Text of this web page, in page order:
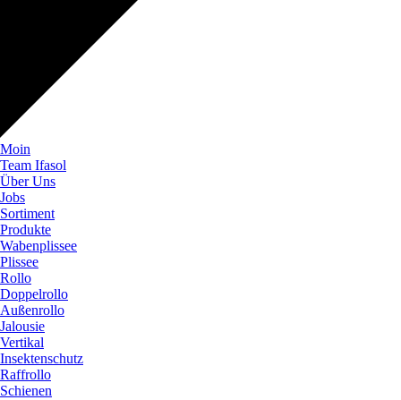
Moin
Team Ifasol
Über Uns
Jobs
Sortiment
Produkte
Wabenplissee
Plissee
Rollo
Doppelrollo
Außenrollo
Jalousie
Vertikal
Insektenschutz
Raffrollo
Schienen